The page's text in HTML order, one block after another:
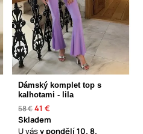
Dámský komplet top s
kalhotami - lila
58 €41 €
Skladem
U vásv pondělí10. 8.